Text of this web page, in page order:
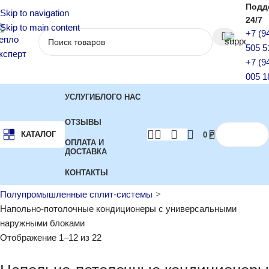
Skip to navigation
Skip to main content
24/7
+7
505
+7
005
КАТАЛОГ
УСЛУГИБЛОГО НАС
ОТЗЫВЫ
ОПЛАТА И
ДОСТАВКА
КОНТАКТЫ
0 ₽
Полупромышленные сплит-системы
Напольно-потолочные кондиционеры с универсальными
наружными блоками
Отображение 1–12 из 22